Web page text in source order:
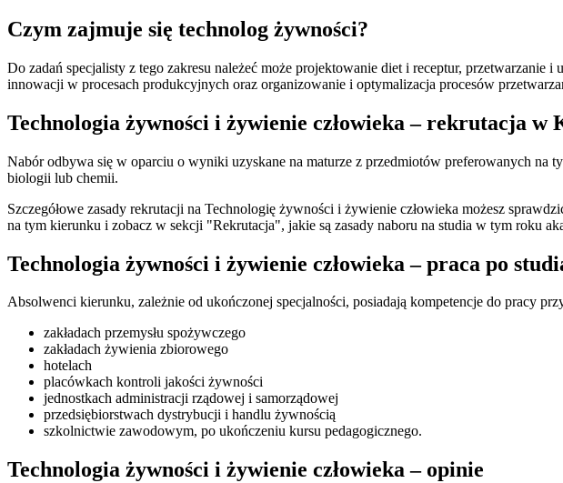
Czym zajmuje się technolog żywności?
Do zadań specjalisty z tego zakresu należeć może projektowanie diet i receptur,
innowacji w procesach produkcyjnych oraz organizowanie i optymalizacja procesów
Technologia żywności i żywienie człowieka – rekrutacja w
Nabór odbywa się w oparciu o wyniki uzyskane na maturze z przedmiotów preferowanych
biologii lub chemii.
Szczegółowe zasady rekrutacji na Technologię żywności i żywienie człowieka możesz
na tym kierunku i zobacz w sekcji "Rekrutacja", jakie są zasady naboru na studia w tym roku
Technologia żywności i żywienie człowieka – praca po
Absolwenci kierunku, zależnie od ukończonej specjalności, posiadają kompetencje do pracy
zakładach przemysłu spożywczego
zakładach żywienia zbiorowego
hotelach
placówkach kontroli jakości żywności
jednostkach administracji rządowej i samorządowej
przedsiębiorstwach dystrybucji i handlu żywnością
szkolnictwie zawodowym, po ukończeniu kursu pedagogicznego.
Technologia żywności i żywienie człowieka – opinie